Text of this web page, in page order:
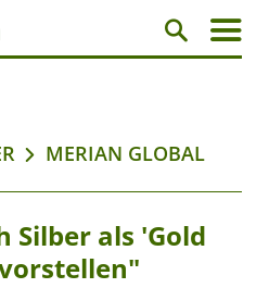
MERIAN GLOBAL
Silber als 'Gold